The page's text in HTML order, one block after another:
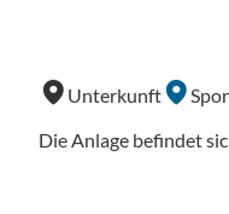
Unterkunft
Die Anlage befindet